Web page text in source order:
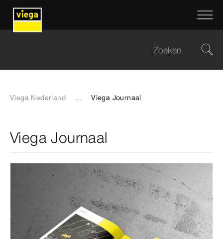
Viega Nederland ... Viega Journaal
Viega Journaal